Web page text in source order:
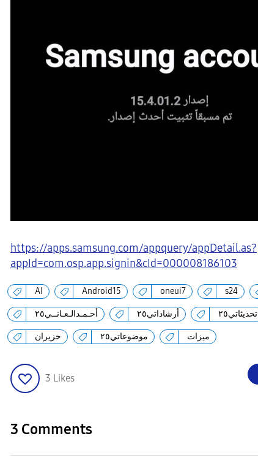
https://apps.samsung.com/appquery/appDetail.as?
appId=com.osp.app.signin&cId=000008186103
AI Android15 oneui7 s24
أحـمـدالـعـانــي٢٥ أرشاداتي٢٥ تحديثاتي٢٥
حزيران موضوعاتي٢٥ ميزات
3 Likes
3 Comments